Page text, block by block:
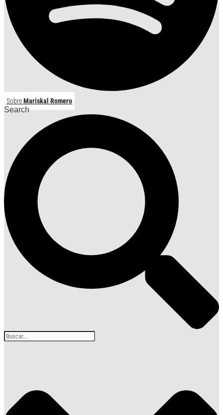
SobreMariskal Romero
Search